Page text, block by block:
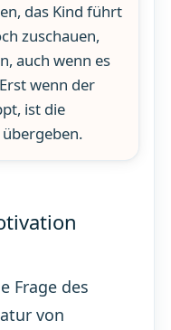
das Kind führt
zuschauen,
auch wenn es
wenn der
ist die
Frage des
von